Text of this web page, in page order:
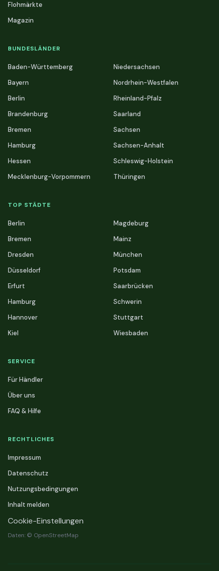
Flohmärkte
Magazin
BUNDESLÄNDER
Baden-Württemberg
Bayern
Berlin
Brandenburg
Bremen
Hamburg
Hessen
Mecklenburg-Vorpommern
Niedersachsen
Nordrhein-Westfalen
Rheinland-Pfalz
Saarland
Sachsen
Sachsen-Anhalt
Schleswig-Holstein
Thüringen
TOP STÄDTE
Berlin
Bremen
Dresden
Düsseldorf
Erfurt
Hamburg
Hannover
Kiel
Magdeburg
Mainz
München
Potsdam
Saarbrücken
Schwerin
Stuttgart
Wiesbaden
SERVICE
Für Händler
Über uns
FAQ & Hilfe
RECHTLICHES
Impressum
Datenschutz
Nutzungsbedingungen
Inhalt melden
Cookie-Einstellungen
Daten: © OpenStreetMap